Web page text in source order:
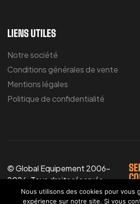
LIENS UTILES
Notre société
Conditions générales de vente
Mentions légales
Politique de confidentialité
© Global Equipement 2006-
2026. Tous droits réservés.
Photos non contractuelles.
Nous utilisons des cookies pour vous
expérience sur notre site. Si vous